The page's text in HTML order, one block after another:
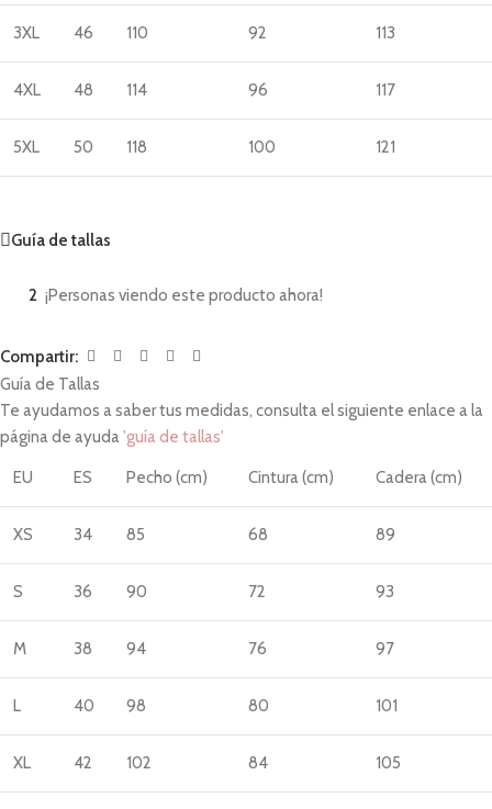
3XL 46 110 92 113
4XL 48 114 96 117
5XL 50 118 100 121
Guía de tallas
2 ¡Personas viendo este producto ahora!
Compartir:
Guía de Tallas
Te ayudamos a saber tus medidas, consulta el siguiente enlace a la
página de ayuda'guía de tallas'
EU ES Pecho (cm) Cintura (cm) Cadera (cm)
XS 34 85 68 89
S 36 90 72 93
M 38 94 76 97
L 40 98 80 101
XL 42 102 84 105